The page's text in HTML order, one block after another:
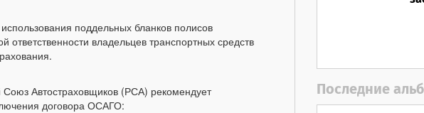
поддельных бланков полисов
ответственности владельцев транспортных средств
Союз Автостраховщиков (РСА) рекомендует
договора ОСАГО:
Последние